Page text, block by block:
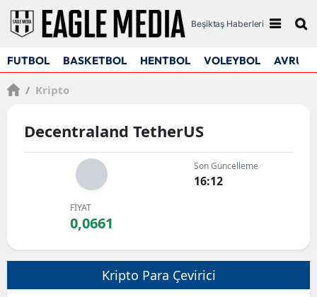
Beşiktaş Haberleri
FUTBOL BASKETBOL HENTBOL VOLEYBOL
/ Kripto
Decentraland TetherUS
Son Güncelleme
16:12
FİYAT
0,0661
Kripto Para Çevirici